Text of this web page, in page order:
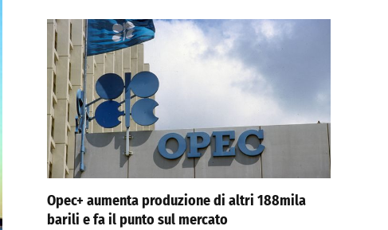
Opec+ aumenta produzione di altri 188mila
barili e fa il punto sul mercato